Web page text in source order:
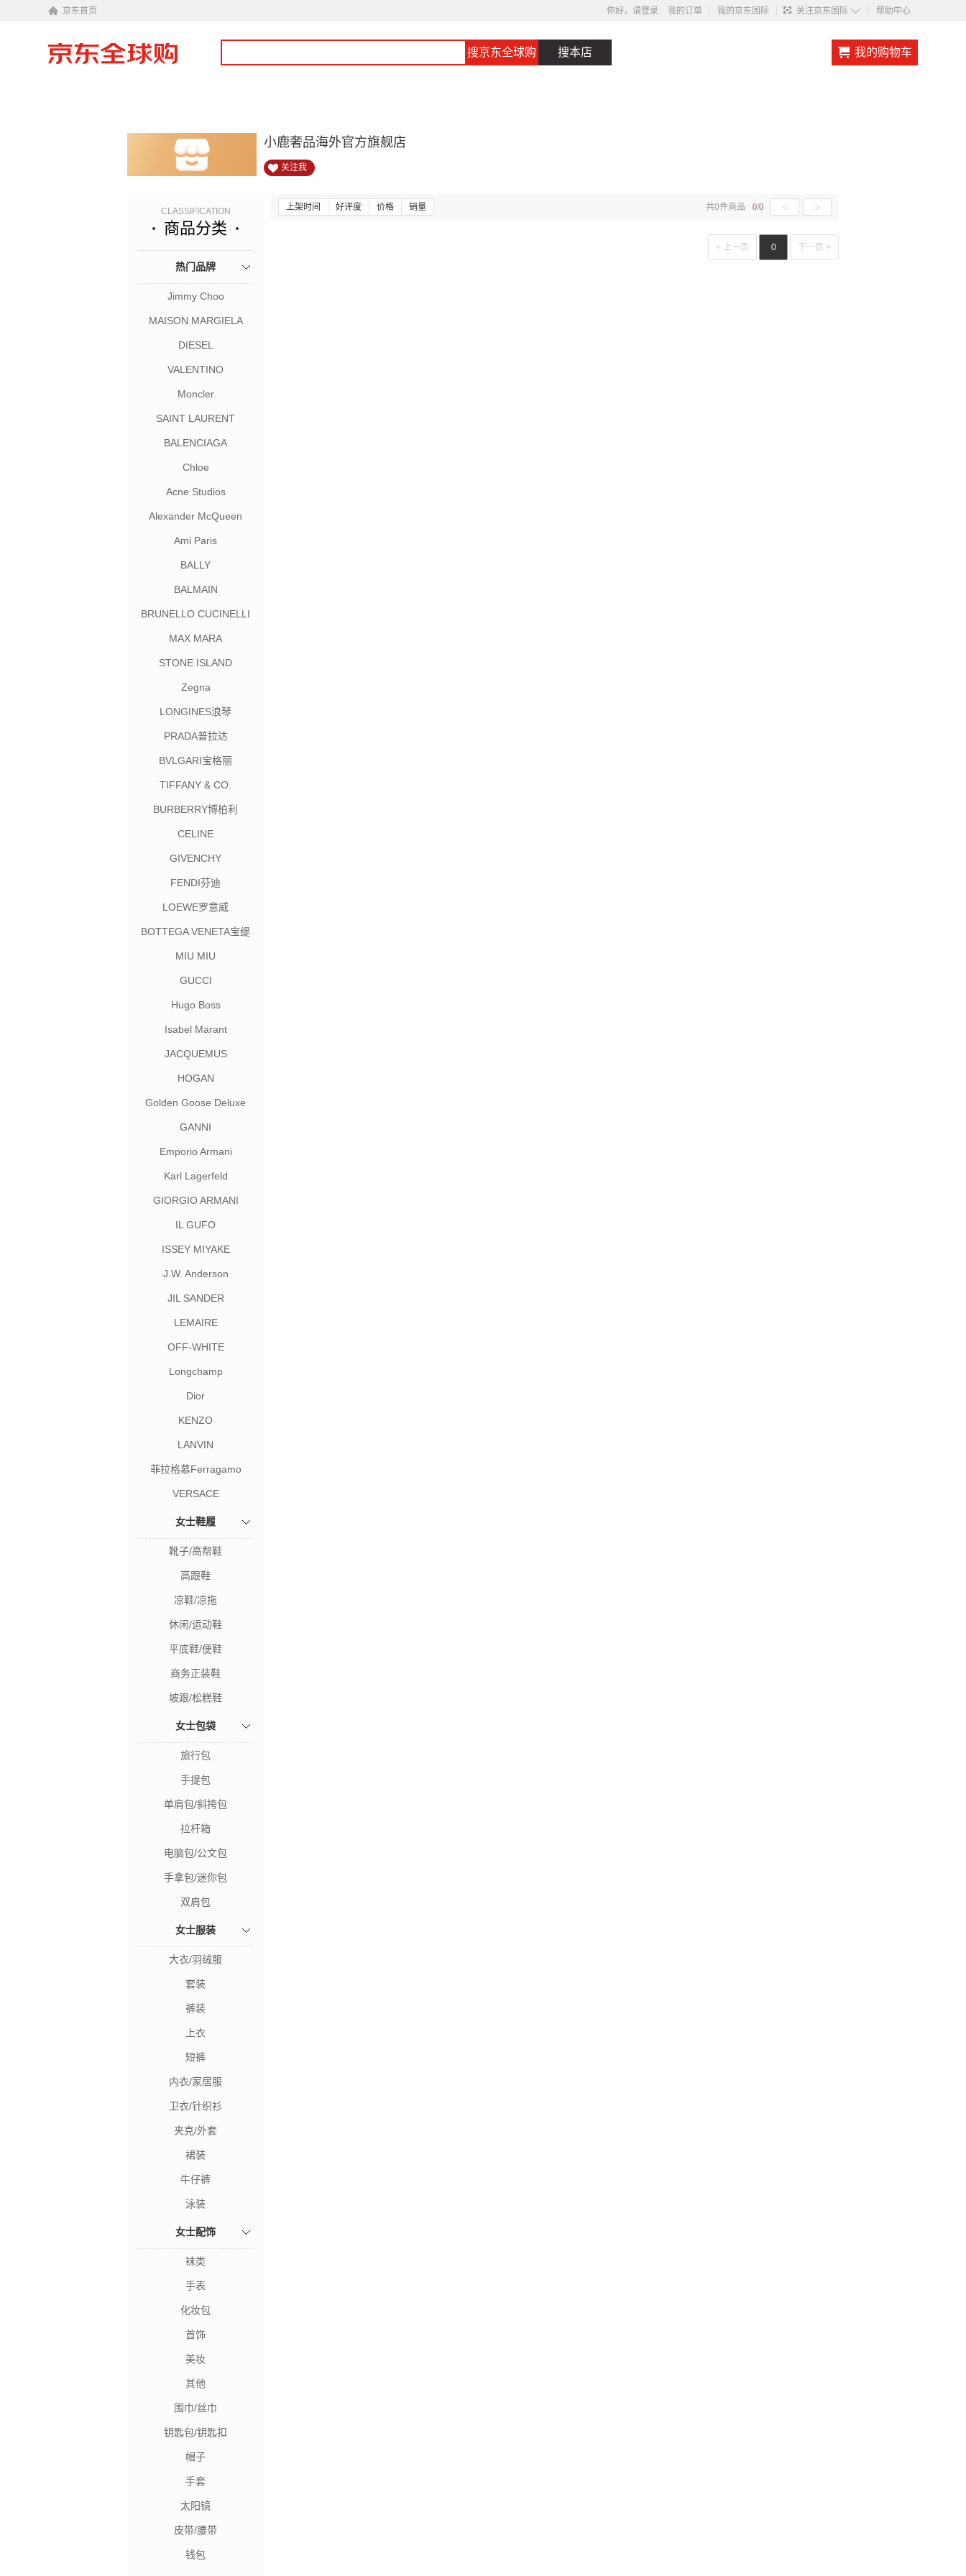
京东首页 你好，请登录 我的订单 我的京东国际 关注京东国际 ◇ 帮助中心
搜京东全球购 搜本店 我的购物车
小鹿奢品海外官方旗舰店
关注我
CLASSIFICATION
商品分类
热门品牌
Jimmy Choo
MAISON MARGIELA
DIESEL
VALENTINO
Moncler
SAINT LAURENT
BALENCIAGA
Chloe
Acne Studios
Alexander McQueen
Ami Paris
BALLY
BALMAIN
BRUNELLO CUCINELLI
MAX MARA
STONE ISLAND
Zegna
LONGINES浪琴
PRADA普拉达
BVLGARI宝格丽
TIFFANY & CO.
BURBERRY博柏利
CELINE
GIVENCHY
FENDI芬迪
LOEWE罗意威
BOTTEGA VENETA宝缇
MIU MIU
GUCCI
Hugo Boss
Isabel Marant
JACQUEMUS
HOGAN
Golden Goose Deluxe
GANNI
Emporio Armani
Karl Lagerfeld
GIORGIO ARMANI
IL GUFO
ISSEY MIYAKE
J.W. Anderson
JIL SANDER
LEMAIRE
OFF-WHITE
Longchamp
Dior
KENZO
LANVIN
菲拉格慕Ferragamo
VERSACE
女士鞋履
靴子/高帮鞋
高跟鞋
凉鞋/凉拖
休闲/运动鞋
平底鞋/便鞋
商务正装鞋
坡跟/松糕鞋
女士包袋
旅行包
手提包
单肩包/斜挎包
拉杆箱
电脑包/公文包
手拿包/迷你包
双肩包
女士服装
大衣/羽绒服
套装
裤装
上衣
短裤
内衣/家居服
卫衣/针织衫
夹克/外套
裙装
牛仔裤
泳装
女士配饰
袜类
手表
化妆包
首饰
美妆
其他
围巾/丝巾
钥匙包/钥匙扣
帽子
手套
太阳镜
皮带/腰带
钱包
上架时间 好评度 价格 销量 0/0 < >
共0件商品
< 上一页 0 下一页 >